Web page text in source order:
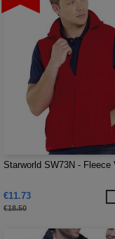
Starworld SW73N - Fleece
€11.73
€18.50